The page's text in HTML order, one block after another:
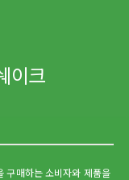
이크
구매하는 소비자와 제품을